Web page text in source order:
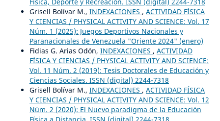
Física, Deporte y Recreación. ISSN (digital) 2244-7318
Grisell Bolívar M., INDEXACIONES , ACTIVIDAD FÍSICA
Y CIENCIAS / PHYSICAL ACTIVITY AND SCIENCE: Vol. 17
Núm. 1 (2025): Juegos Deportivos Nacionales y
Paranacionales de Venezuela "Oriente 2024" (enero)
Fidias G. Arias Odón, INDEXACIONES , ACTIVIDAD
FÍSICA Y CIENCIAS / PHYSICAL ACTIVITY AND SCIENCE:
Vol. 11 Núm. 2 (2019): Tesis Doctorales de Educación y
Ciencias Sociales. ISSN (digital) 2244-7318
Grisell Bolívar M., INDEXACIONES , ACTIVIDAD FÍSICA
Y CIENCIAS / PHYSICAL ACTIVITY AND SCIENCE: Vol. 12
Núm. 2 (2020): El Nuevo paradigma de la Educación